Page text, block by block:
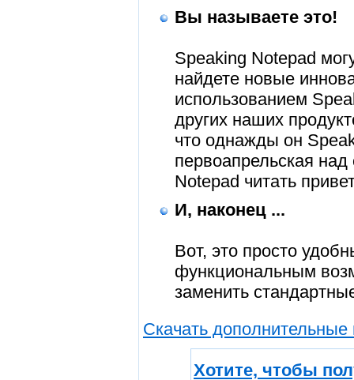
Вы называете это!
Speaking Notepad
найдете новые
использованием
других наших
что однажды он
первоапрельская
Notepad читать
И, наконец ...
Вот, это просто
функциональным
заменить
Скачать дополнительные
Хотите, чтобы